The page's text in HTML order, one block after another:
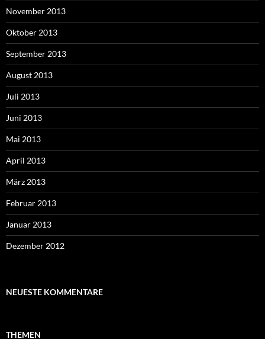
November 2013
Oktober 2013
September 2013
August 2013
Juli 2013
Juni 2013
Mai 2013
April 2013
März 2013
Februar 2013
Januar 2013
Dezember 2012
NEUESTE KOMMENTARE
THEMEN